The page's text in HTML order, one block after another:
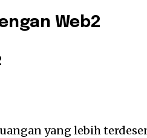
Web2
yang lebih